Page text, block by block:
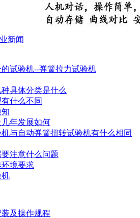
新闻
试验机--弹簧拉力试验机
具体分类是什么
什么不同
年发展如何
与自动弹簧扭转试验机有什么相同
注意什么问题
境要求
机
及操作规程